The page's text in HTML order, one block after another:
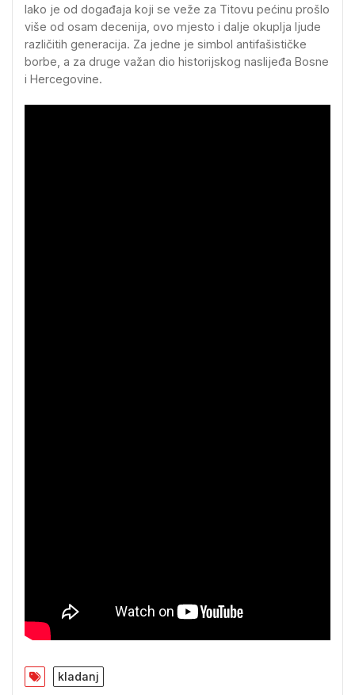
Iako je od događaja koji se veže za Titovu pećinu prošlo
više od osam decenija, ovo mjesto i dalje okuplja ljude
različitih generacija. Za jedne je simbol antifašističke
borbe, a za druge važan dio historijskog naslijeđa Bosne
i Hercegovine.
kladanj